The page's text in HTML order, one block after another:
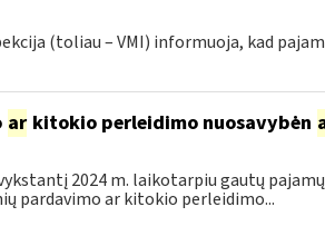
(toliau – VMI) informuoja, kad
arkitokio perleidimo nuosavybėn
2024 m. laikotarpiu gautų
pardavimo ar kitokio perleidimo...